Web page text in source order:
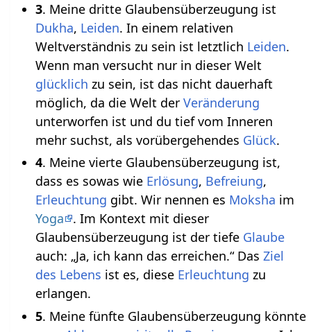
3. Meine dritte Glaubensüberzeugung ist
Dukha, Leiden. In einem relativen
Weltverständnis zu sein ist letztlich Leiden.
Wenn man versucht nur in dieser Welt
glücklich zu sein, ist das nicht dauerhaft
möglich, da die Welt der Veränderung
unterworfen ist und du tief vom Inneren
mehr suchst, als vorübergehendes Glück.
4. Meine vierte Glaubensüberzeugung ist,
dass es sowas wie Erlösung, Befreiung,
Erleuchtung gibt. Wir nennen es Moksha im
Yoga
. Im Kontext mit dieser
Glaubensüberzeugung ist der tiefe Glaube
auch: „Ja, ich kann das erreichen.“ Das Ziel
des Lebens ist es, diese Erleuchtung zu
erlangen.
5. Meine fünfte Glaubensüberzeugung könnte